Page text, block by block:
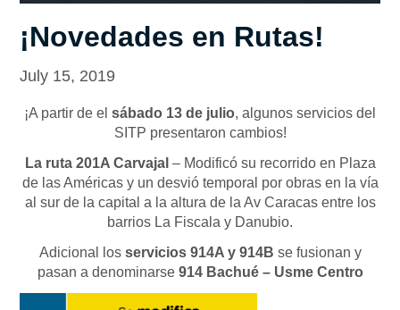
¡Novedades en Rutas!
July 15, 2019
¡A partir de el sábado 13 de julio, algunos servicios del
SITP presentaron cambios!
La ruta 201A Carvajal – Modificó su recorrido en Plaza
de las Américas y un desvió temporal por obras en la vía
al sur de la capital a la altura de la Av Caracas entre los
barrios La Fiscala y Danubio.
Adicional los servicios 914A y 914B se fusionan y
pasan a denominarse 914 Bachué – Usme Centro